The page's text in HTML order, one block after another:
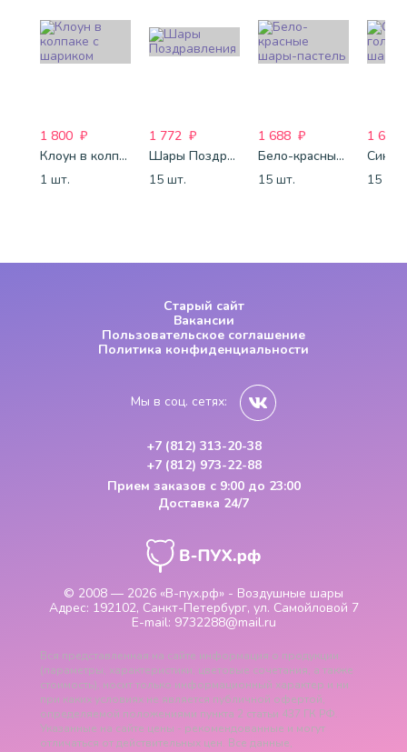
1 800 ₽
Клоун в колпаке с шариком
1 шт.
1 772 ₽
Шары Поздравления
15 шт.
1 688 ₽
Бело-красные шары-пастель
15 шт.
1 688
15 шт.
© 2008 — 2026 «В-пух.рф» - Воздушные шары
Адрес: 192102, Санкт-Петербург, ул. Самойловой 7
E-mail: 9732288@mail.ru
Старый сайт
Вакансии
Пользовательское соглашение
Политика конфиденциальности
Мы в соц. сетях:
+7 (812) 313-20-38
+7 (812) 973-22-88
Прием заказов с 9:00 до 23:00
Доставка 24/7
Вся представленная на сайте информация о продукции
(параметры, характеристики, цветовые сочетания, а также
стоимость), носит только информационный характер и ни
при каких условиях не является публичной офертой,
определяемой положениями пункта 2 статьи 437 ГК РФ.
Указанные на сайте цены - рекомендованные и могут
отличаться от действительных цен. Все данные,